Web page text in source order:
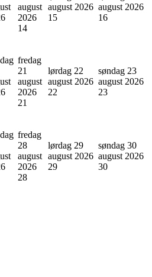
august
2026
14
august 2026
15
august 2026
16
fredag
21
august
2026
21
lørdag 22
august 2026
22
søndag 23
august 2026
23
fredag
28
august
2026
28
lørdag 29
august 2026
29
søndag 30
august 2026
30